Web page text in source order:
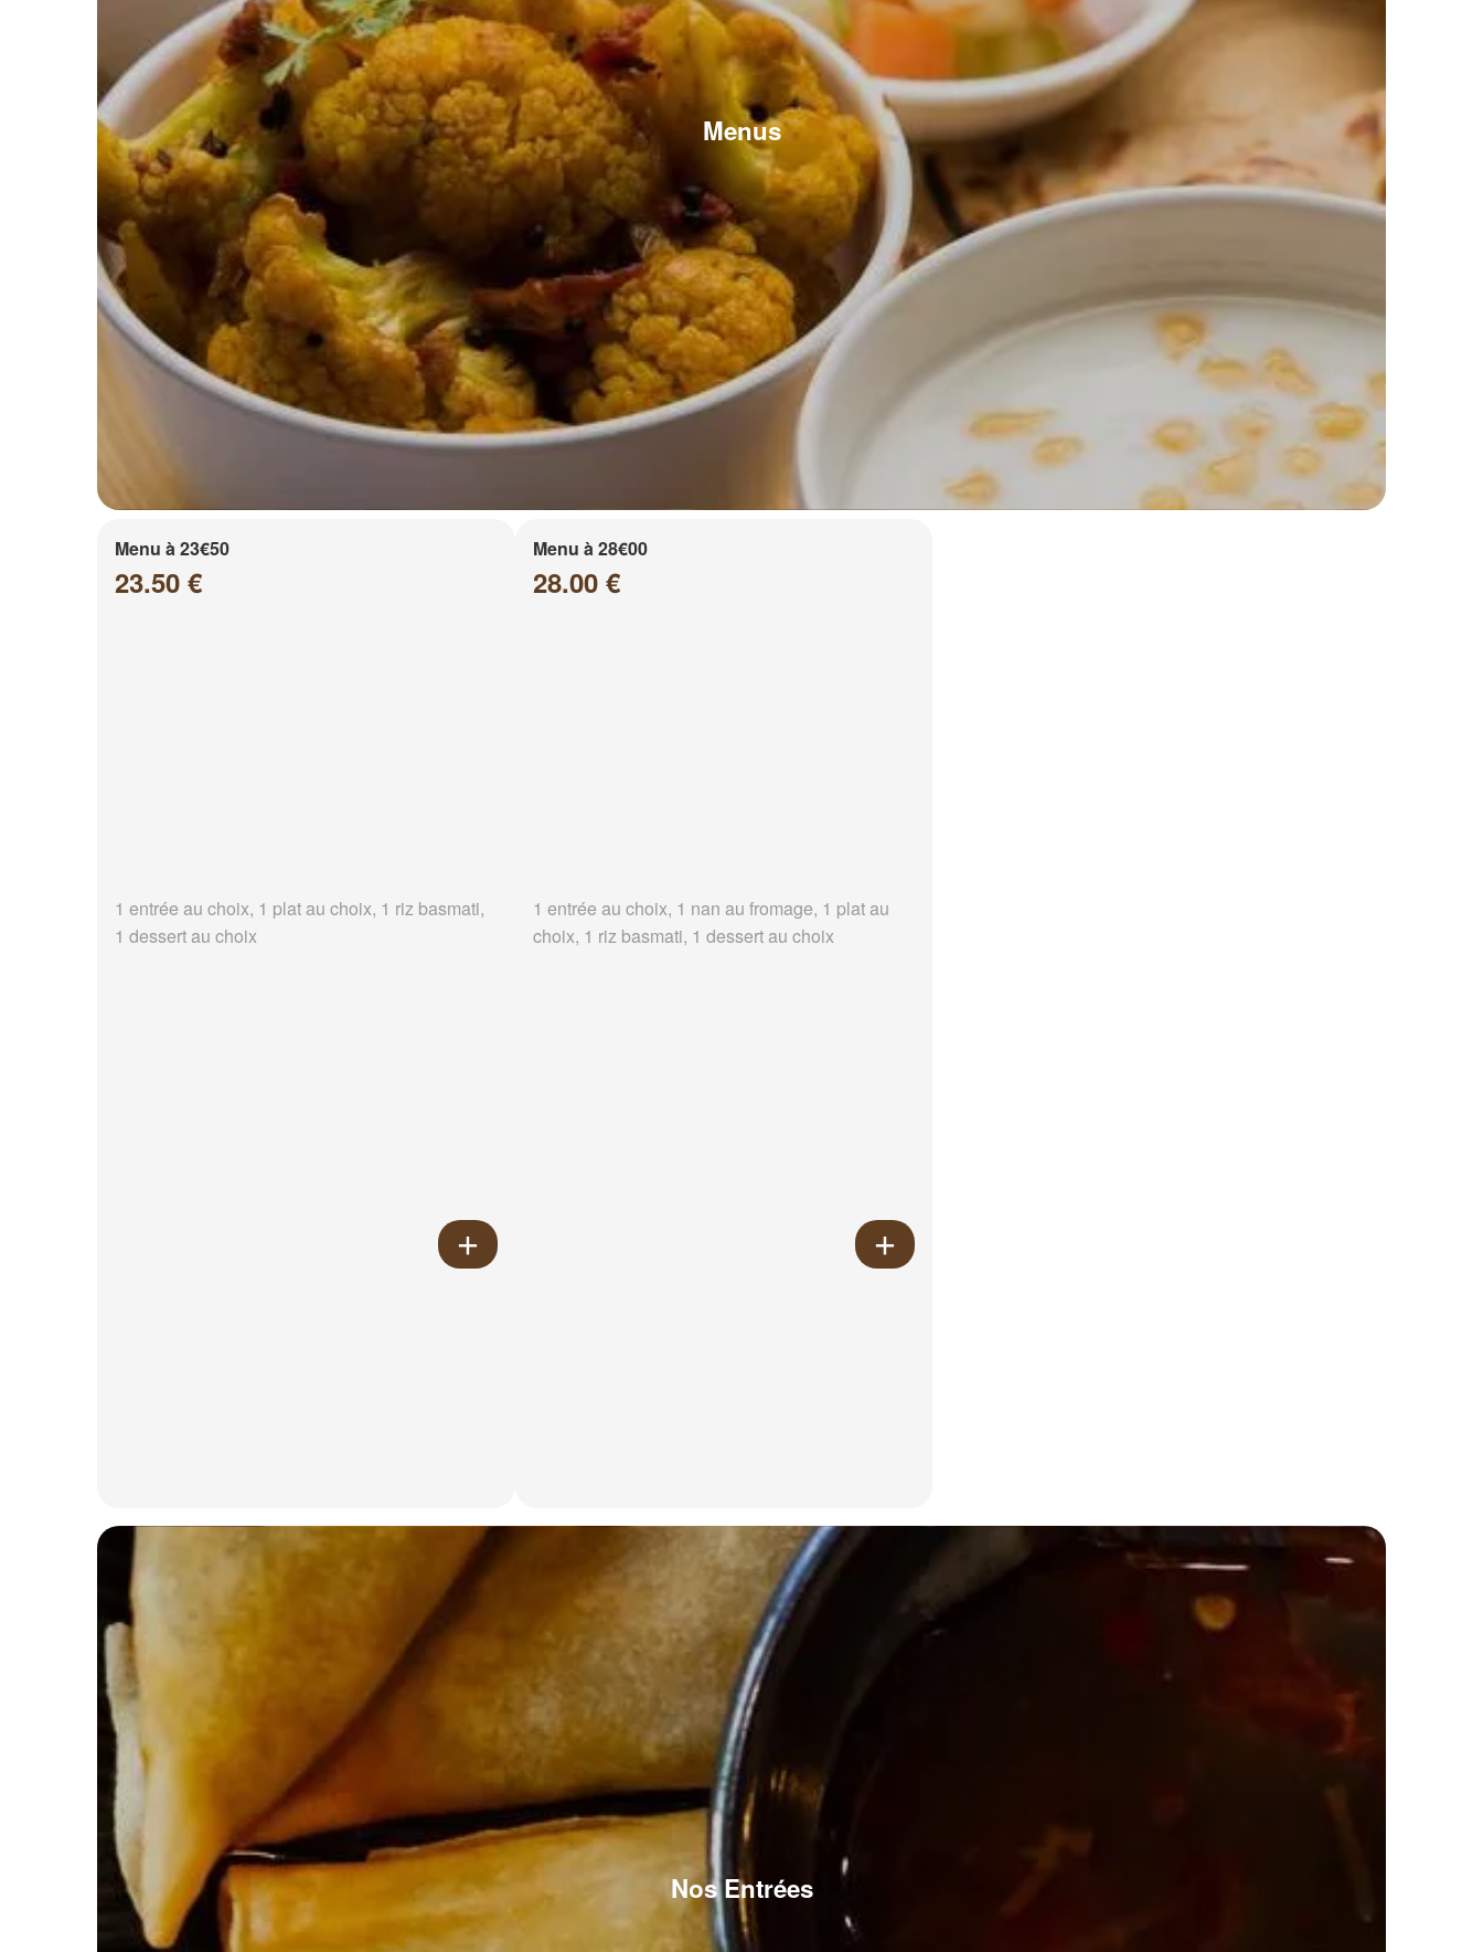
Menus
Menu à 23€50
23.50 €
1 entrée au choix, 1 plat au choix, 1 riz basmati,
1 dessert au choix
Menu à 28€00
28.00 €
1 entrée au choix, 1 nan au fromage, 1 plat au
choix, 1 riz basmati, 1 dessert au choix
Nos Entrées